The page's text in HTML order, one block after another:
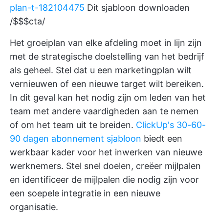
plan-t-182104475 Dit sjabloon downloaden
/$$$cta/
Het groeiplan van elke afdeling moet in lijn zijn
met de strategische doelstelling van het bedrijf
als geheel. Stel dat u een marketingplan wilt
vernieuwen of een nieuwe target wilt bereiken.
In dit geval kan het nodig zijn om leden van het
team met andere vaardigheden aan te nemen
of om het team uit te breiden. ClickUp's 30-60-
90 dagen abonnement sjabloon biedt een
werkbaar kader voor het inwerken van nieuwe
werknemers. Stel snel doelen, creëer mijlpalen
en identificeer de mijlpalen die nodig zijn voor
een soepele integratie in een nieuwe
organisatie.